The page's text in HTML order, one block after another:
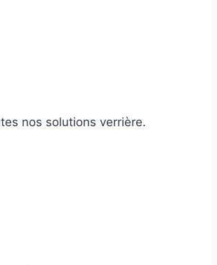
nos solutions verrière.